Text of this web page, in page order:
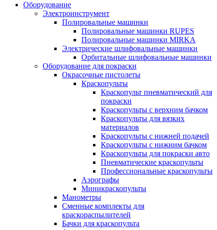
Оборудование
Электроинструмент
Полировальные машинки
Полировальные машинки RUPES
Полировальные машинки MIRKA
Электрические шлифовальные машинки
Орбитальные шлифовальные машинки
Оборудование для покраски
Окрасочные пистолеты
Краскопульты
Краскопульт пневматический для
покраски
Краскопульты с верхним бачком
Краскопульты для вязких
материалов
Краскопульты с нижней подачей
Краскопульты с нижним бачком
Краскопульты для покраски авто
Пневматические краскопульты
Профессиональные краскопульты
Аэрографы
Миникраскопульты
Манометры
Сменные комплекты для
краскораспылителей
Бачки для краскопульта